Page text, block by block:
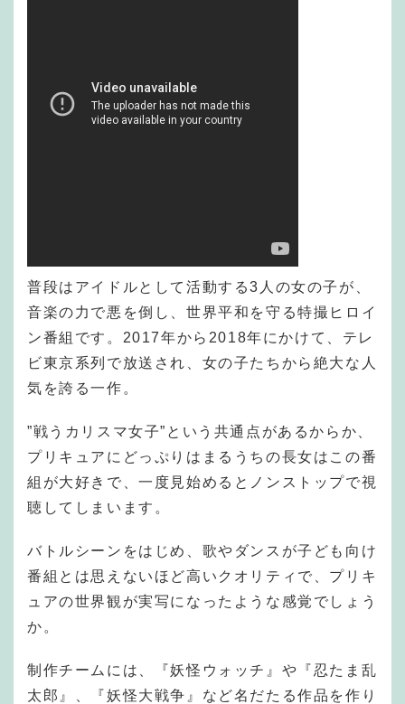
普段はアイドルとして活動する3人の女の子が、
音楽の力で悪を倒し、世界平和を守る特撮ヒロイ
ン番組です。2017年から2018年にかけて、テレ
ビ東京系列で放送され、女の子たちから絶大な人
気を誇る一作。
”戦うカリスマ女子”という共通点があるからか、
プリキュアにどっぷりはまるうちの長女はこの番
組が大好きで、一度見始めるとノンストップで視
聴してしまいます。
バトルシーンをはじめ、歌やダンスが子ども向け
番組とは思えないほど高いクオリティで、プリキ
ュアの世界観が実写になったような感覚でしょう
か。
制作チームには、『妖怪ウォッチ』や『忍たま乱
太郎』、『妖怪大戦争』など名だたる作品を作り